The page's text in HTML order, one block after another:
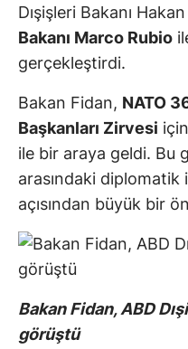
Dışişleri Bakanı
Bakanı Marco Rubio
gerçekleştirdi.
Bakan Fidan, NATO
Başkanları Zirvesi
ile bir araya geldi. Bu
arasındaki
açısından büyük bir
Bakan Fidan, ABD
görüştü